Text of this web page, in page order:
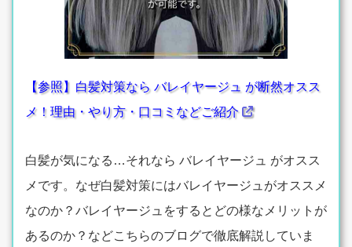
【参照】白髪対策なら バレイヤージュ が断然オスス
メ！理由・やり方・口コミなどご紹介
白髪が気になる…それなら バレイヤージュ がオスス
メです。なぜ白髪対策にはバレイヤージュがオススメ
なのか？バレイヤージュをするとどの様なメリットが
あるのか？などこちらのブログで徹底解説していま